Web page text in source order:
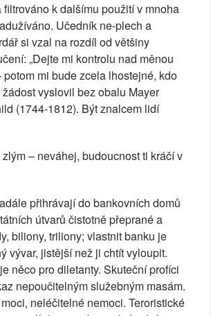
k dalšímu použití v mnoha
Učedník ne-plech a
si vzal na rozdíl od většiny
„Dejte mi kontrolu nad měnou
mi bude zcela lhostejné, kdo
vyslovil bez obalu Mayer
(1744-1812). Být znalcem lidí
– neváhej, budoucnost ti kráčí v
přihrávají do bankovních domů
útvarů čistotně přeprané a
biliony, triliony; vlastnit banku je
vývar, jistější než ji chtít vyloupit.
něco pro diletanty. Skuteční profíci
nepoučitelným služebným masám.
neléčitelné nemoci. Teroristické